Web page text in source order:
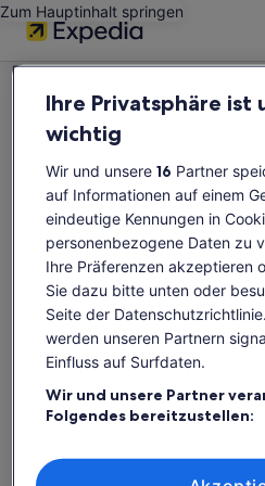
Zum Hauptinhalt springen
Diese Aktivität ist
Bitte suche erneut
Erneut
Ihre Privatsphäre ist
wichtig
Wir und unsere 16 Partner
auf Informationen auf einem
eindeutige Kennungen in
personenbezogene Daten zu
Ihre Präferenzen akzeptieren
Sie dazu bitte unten oder
Seite der
werden unseren Partnern
Einfluss auf Surfdaten.
Wir und unsere Partner
Folgendes bereitzustellen:
Identifikation aktiv abfragen.